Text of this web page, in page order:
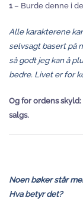
1– Burde denne i
Alle karakterene
selvsagt basert på
så godt jeg kan å
bedre. Livet er for
Og for ordens
salgs.
Noen bøker står
Hva betyr det?